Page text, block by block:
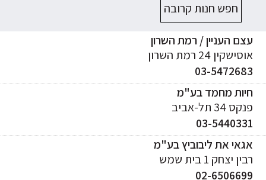
חפש חנות קרובה
העניין / רמת השרון
24 רמת השרון
03-
מחמד בע"מ
34 תל-אביב
03-
את ליבוביץ בע"מ
יצחק 1 בית שמש
02-